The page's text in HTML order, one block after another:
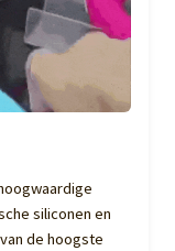
siliconen en
de hoogste